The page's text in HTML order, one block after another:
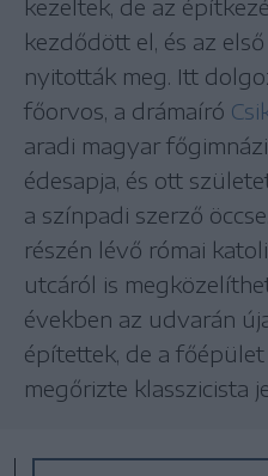
kezeltek, de az
kezdődött el, és az
nyitották meg. Itt
főorvos, a drámaíró
aradi magyar
édesapja, és ott
a színpadi szerző
részén lévő római
utcáról is
években az udvarán
építettek, de a
megőrizte klasszicista